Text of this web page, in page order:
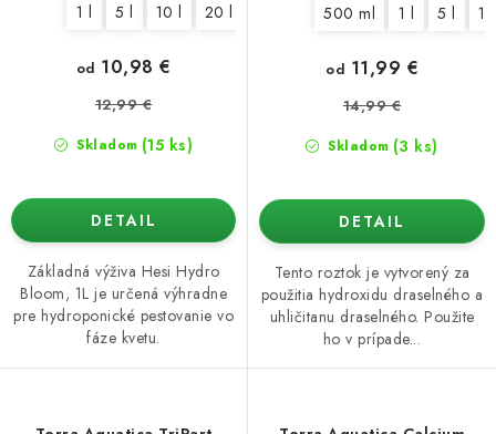
1 l 5 l 10 l 20 l
Skladom (15 ks)
od 10,98 €
12,99 €
DETAIL
Základná výživa Hesi Hydro
Bloom, 1L je určená výhradne
pre hydroponické pestovanie vo
fáze kvetu.
500 ml 1 l 5 l
Skladom (3 ks)
od 11,99 €
14,99 €
DETAIL
Tento roztok je vytvorený za
použitia hydroxidu draselného a
uhličitanu draselného. Použite
ho v prípade...